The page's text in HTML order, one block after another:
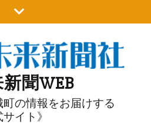
聞WEB
の情報をお届けする
イト》